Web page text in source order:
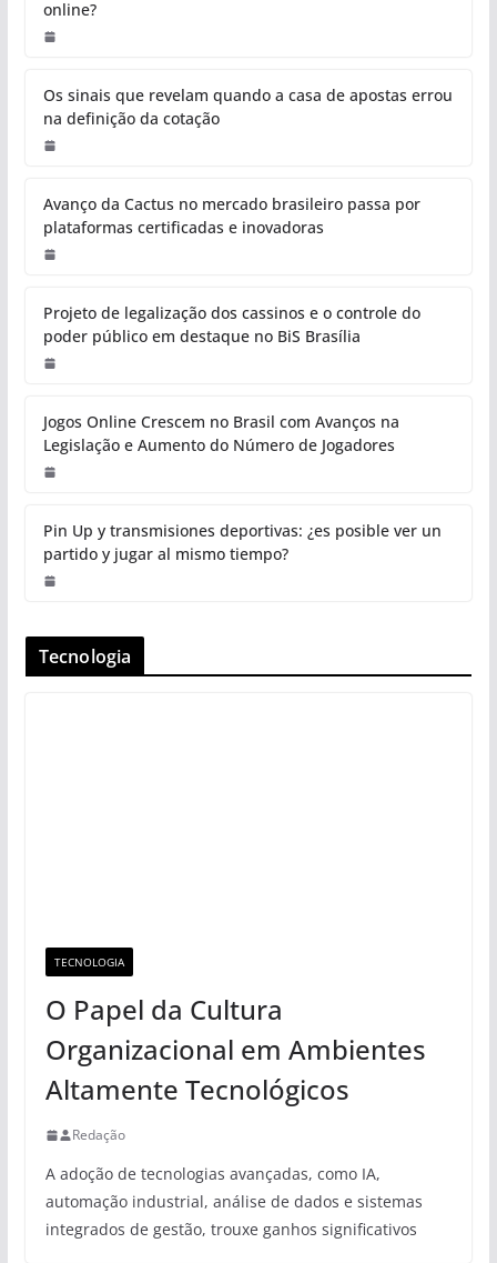
online?
Os sinais que revelam quando a casa de apostas errou
na definição da cotação
Avanço da Cactus no mercado brasileiro passa por
plataformas certificadas e inovadoras
Projeto de legalização dos cassinos e o controle do
poder público em destaque no BiS Brasília
Jogos Online Crescem no Brasil com Avanços na
Legislação e Aumento do Número de Jogadores
Pin Up y transmisiones deportivas: ¿es posible ver un
partido y jugar al mismo tiempo?
Tecnologia
TECNOLOGIA
O Papel da Cultura
Organizacional em Ambientes
Altamente Tecnológicos
Redação
A adoção de tecnologias avançadas, como IA,
automação industrial, análise de dados e sistemas
integrados de gestão, trouxe ganhos significativos